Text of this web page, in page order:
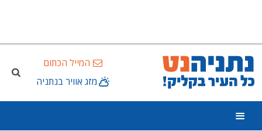
המייל הכתום
מזג אוויר בנתניה